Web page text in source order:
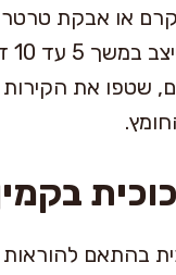
במיוחד, ערבבו יחד 2 כפות
שטפו את
בהתאם